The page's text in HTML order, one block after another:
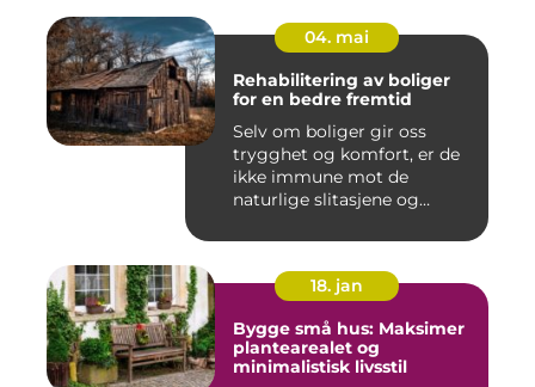
04. mai
Rehabilitering av boliger
for en bedre fremtid
Selv om boliger gir oss
trygghet og komfort, er de
ikke immune mot de
naturlige slitasjene og
18. jan
Bygge små hus: Maksimer
plantearealet og
minimalistisk livsstil